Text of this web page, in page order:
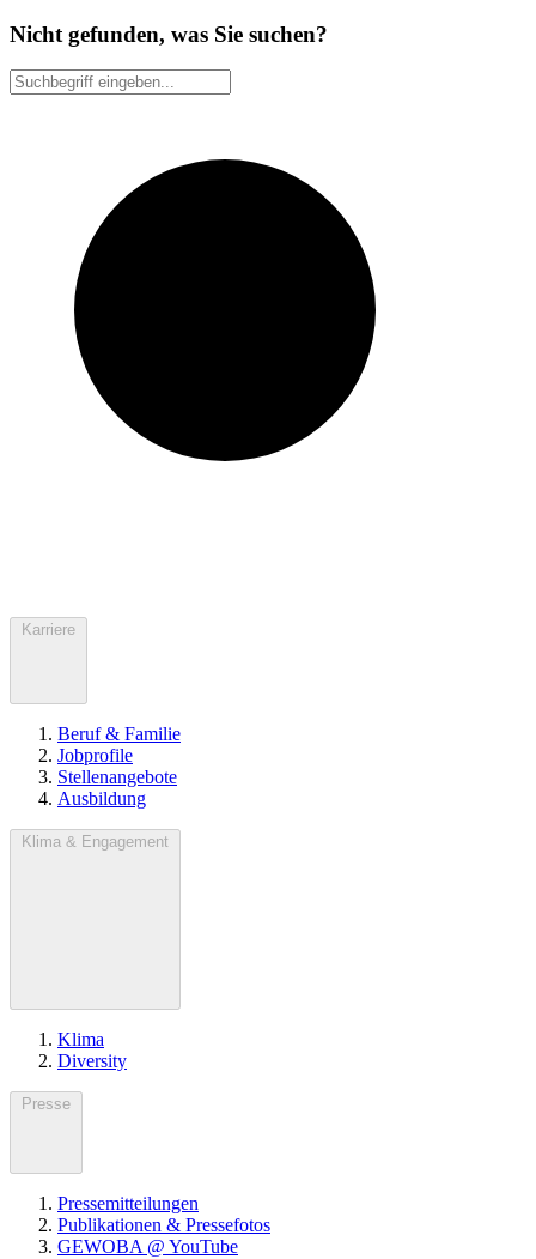
Nicht gefunden, was Sie suchen?
Karriere
Beruf & Familie
Jobprofile
Stellenangebote
Ausbildung
Klima & Engagement
Klima
Diversity
Presse
Pressemitteilungen
Publikationen & Pressefotos
GEWOBA @ YouTube